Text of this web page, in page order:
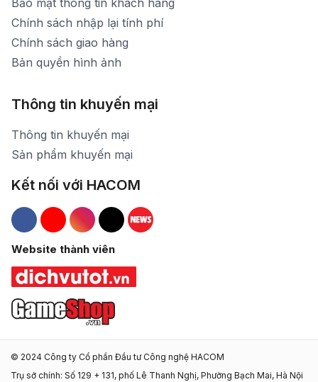
Bảo mật thông tin khách hàng
Chính sách nhập lại tính phí
Chính sách giao hàng
Bản quyền hình ảnh
Thông tin khuyến mại
Thông tin khuyến mại
Sản phẩm khuyến mại
Kết nối với HACOM
Hacom Facebook
Hacom YouTube
Hacom Instagram
Hacom TikTok
Website thành viên
© 2024 Công ty Cổ phần Đầu tư Công nghệ HACOM
Trụ sở chính: Số 129 + 131, phố Lê Thanh Nghị, Phường Bạch Mai, Hà Nội